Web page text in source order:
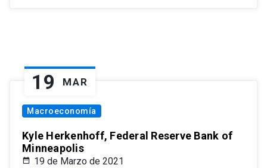
19 MAR
Macroeconomía
Kyle Herkenhoff, Federal Reserve Bank of
Minneapolis
19 de Marzo de 2021